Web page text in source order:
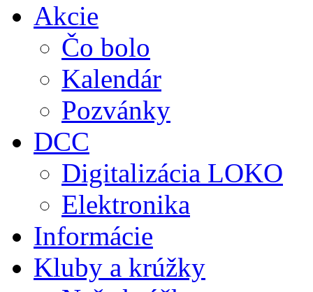
Akcie
Čo bolo
Kalendár
Pozvánky
DCC
Digitalizácia LOKO
Elektronika
Informácie
Kluby a krúžky